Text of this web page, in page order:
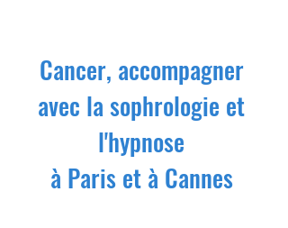
Cancer, accompagner
avec la sophrologie et
l'hypnose
à Paris et à Cannes